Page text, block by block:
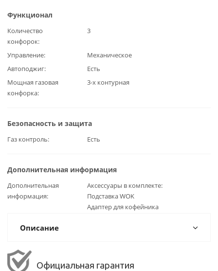
Функционал
Количество
конфорок
3
Управление
Механическое
Автоподжиг
Есть
Мощная газовая
конфорка
3-х контурная
Безопасность и защита
Газ контроль Есть
Дополнительная информация
Дополнительная
информация
Аксессуары в комплекте:
Подставка WOK
Адаптер для кофейника
Описание
Официальная гарантия